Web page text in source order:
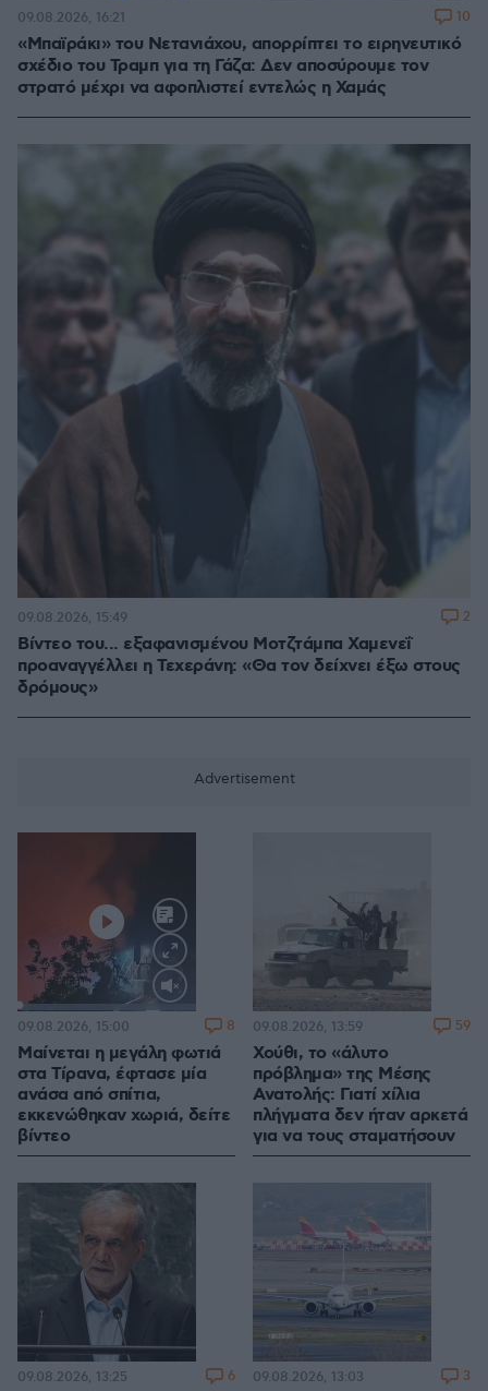
«Μπαϊράκι» του Νετανιάχου, απορρίπτει το ειρηνευτικό
σχέδιο του Τραμπ για τη Γάζα: Δεν αποσύρουμε τον
στρατό μέχρι να αφοπλιστεί εντελώς η Χαμάς
09.08.2026, 16:21 10
Βίντεο του... εξαφανισμένου Μοτζτάμπα Χαμενεΐ
προαναγγέλλει η Τεχεράνη: «Θα τον δείχνει έξω στους
δρόμους»
09.08.2026, 15:49 2
Loaded :
100.00%
Μαίνεται η μεγάλη φωτιά
στα Τίρανα, έφτασε μία
ανάσα από σπίτια,
εκκενώθηκαν χωριά, δείτε
βίντεο
09.08.2026, 15:00 8
Χούθι, το «άλυτο
πρόβλημα» της Μέσης
Ανατολής: Γιατί χίλια
πλήγματα δεν ήταν αρκετά
για να τους σταματήσουν
09.08.2026, 13:59 59
09.08.2026, 13:25 6 09.08.2026, 13:03 3